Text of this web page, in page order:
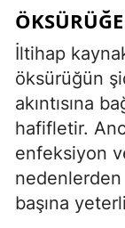
İltihap
öksürüğün
akıntısına
hafifletir.
enfeksiyon
başına